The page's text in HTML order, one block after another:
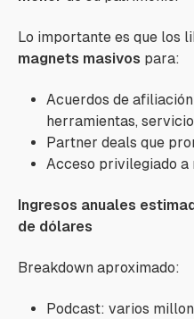
Lo importante es que los
magnets masivos para:
Acuerdos de
herramientas,
Partner deals que
Acceso privilegiado a
Ingresos anuales
de dólares
Breakdown aproximado:
Podcast: varios